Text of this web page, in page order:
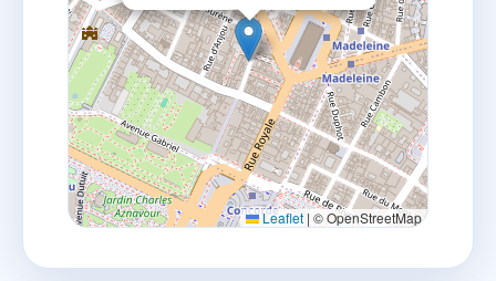
Leaflet |© OpenStreetMap